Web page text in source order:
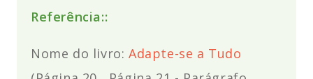
Referência::
Nome do livro: Adapte-se a Tudo